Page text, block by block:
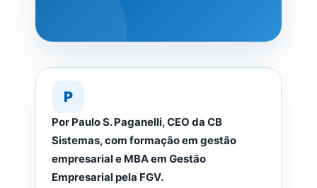
P
Por Paulo S. Paganelli, CEO da CB
Sistemas, com formação em gestão
empresarial e MBA em Gestão
Empresarial pela FGV.